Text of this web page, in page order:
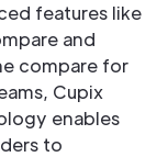
features like
and
compare for
Cupix
enables
to